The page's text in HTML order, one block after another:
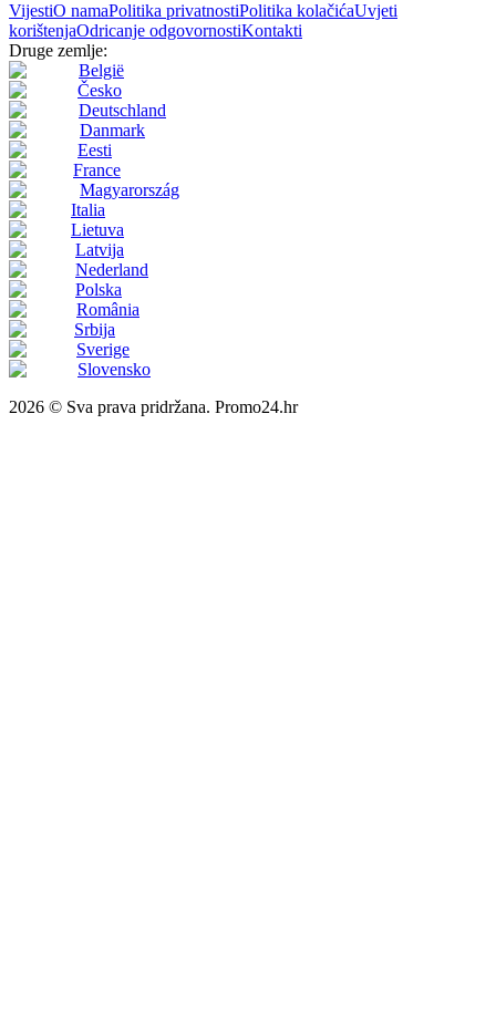
VijestiO namaPolitika privatnostiPolitika kolačićaUvjeti
korištenjaOdricanje odgovornostiKontakti
Druge zemlje:
België
Česko
Deutschland
Danmark
Eesti
France
Magyarország
Italia
Lietuva
Latvija
Nederland
Polska
România
Srbija
Sverige
Slovensko
2026 © Sva prava pridržana. Promo24.hr